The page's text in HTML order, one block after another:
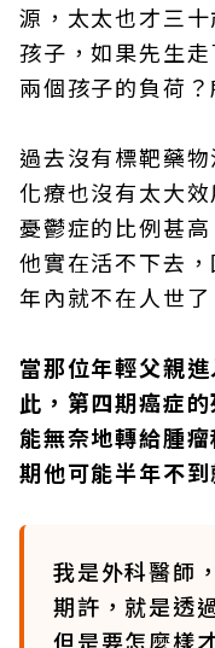
源，太太也才三
孩子，如果先生
兩個孩子的負荷
過去沒有標靶藥
化療也沒有太大
憂鬱症的比例甚
他實在活不下去
年內就不在人世了
當那位年輕父親
此，第四期癌症
能無奈地轉給腫
期他可能半年不
我是外科醫師
期許，就是透
但是要怎麼樣